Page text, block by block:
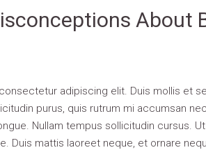
About
adipiscing elit. Duis mollis et
purus, quis rutrum mi accumsan
Nullam tempus sollicitudin cursus.
Duis mattis laoreet neque, et ornare